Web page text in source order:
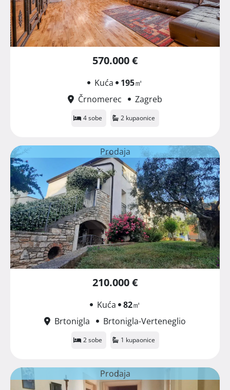
570.000 €
Kuća 195㎡
Črnomerec
Zagreb
4 sobe 2 kupaonice
Prodaja
210.000 €
Kuća 82㎡
Brtonigla
Brtonigla-Verteneglio
2 sobe 1 kupaonice
Prodaja